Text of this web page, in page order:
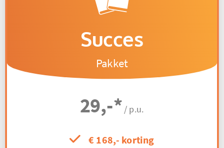
Succes
Pakket
29,-* / p.u.
€ 168,- korting